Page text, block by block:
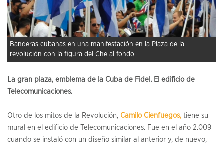
Banderas cubanas en una manifestación en la Plaza de la
revolución con la figura del Che al fondo
La gran plaza, emblema de la Cuba de Fidel. El edificio de
Telecomunicaciones.
Otro de los mitos de la Revolución, Camilo Cienfuegos, tiene su
mural en el edificio de Telecomunicaciones. Fue en el año 2.009
cuando se instaló con un diseño similar al anterior y, de nuevo,